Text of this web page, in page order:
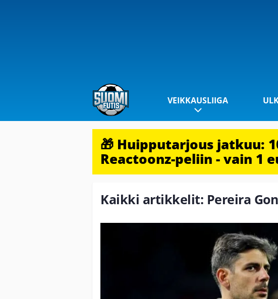
VEIKKAUSLIIGA
🎁 Huipputarjous jatkuu:
Reactoonz-peliin - vain 1
Kaikki artikkelit: Pereira